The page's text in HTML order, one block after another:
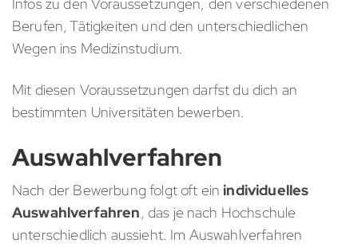
Infos zu den Voraussetzungen, den verschiedenen
Berufen, Tätigkeiten und den unterschiedlichen
Wegen ins Medizinstudium.
Mit diesen Voraussetzungen darfst du dich an
bestimmten Universitäten bewerben.
Auswahlverfahren
Nach der Bewerbung folgt oft ein individuelles
Auswahlverfahren, das je nach Hochschule
unterschiedlich aussieht. Im Auswahlverfahren